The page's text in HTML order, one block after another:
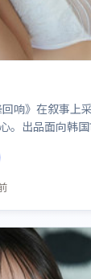
响》在叙事上
。出品面向韩
角色推动关键反